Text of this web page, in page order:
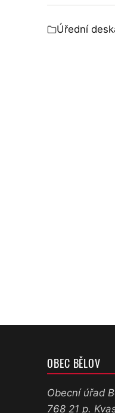
Zařazeno v:
Úřední
OBEC BĚLOV
Obecní úřad
768 21 p.